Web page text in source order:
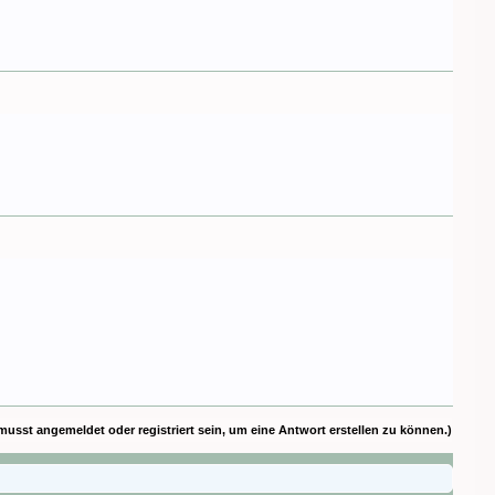
angemeldet oder registriert sein, um eine Antwort erstellen zu können.)